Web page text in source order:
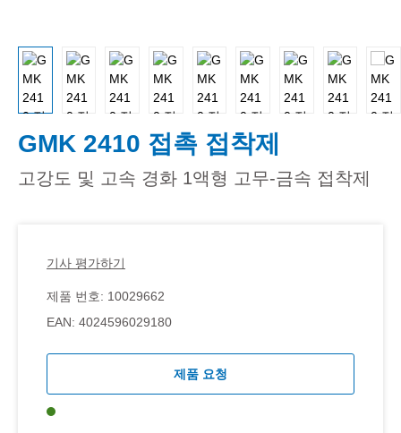
GMK 2410 접촉 접착제
고강도 및 고속 경화 1액형 고무-금속 접착제
기사 평가하기
제품 번호: 10029662
EAN: 4024596029180
제품 요청